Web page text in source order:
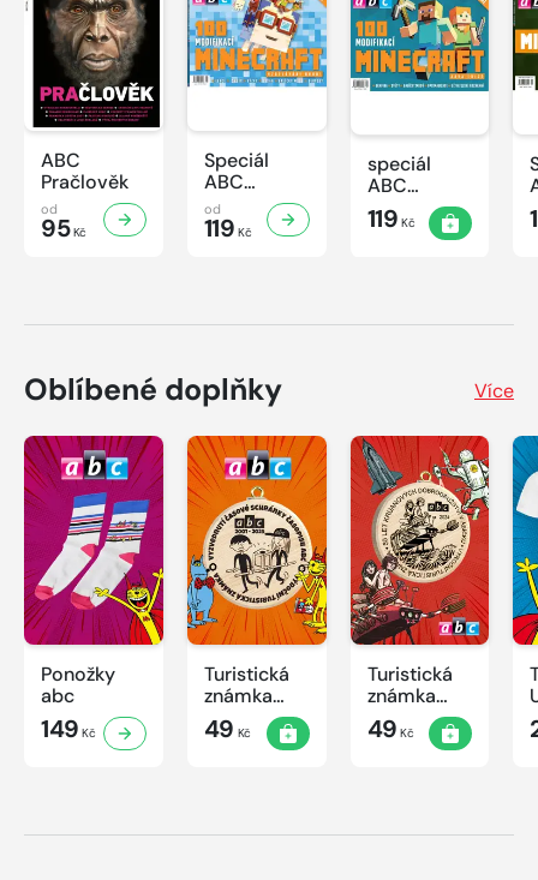
ABC
Pračlověk
od
95Kč
Speciál
ABC
Minecraft 3
od
119 Kč
speciál
ABC
Minecraft 2
119 Kč
Oblíbené doplňky Více
Ponožky
abc
149 Kč
Turistická
známka
ABC -
Časová
49 Kč
Turistická
známka
ABC
49 Kč